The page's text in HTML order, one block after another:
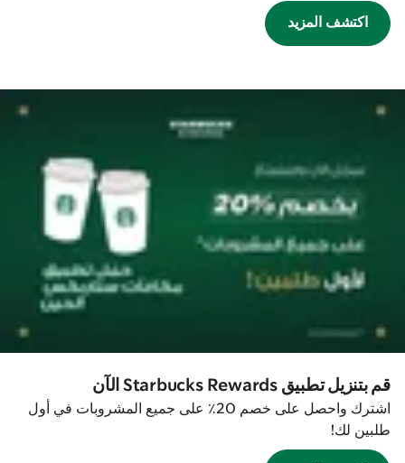
اكتشف المزيد
قم بتنزيل تطبيق Starbucks Rewards الآن
اشترك واحصل على خصم 20٪ على جميع المشروبات في أول
طلبين لك!